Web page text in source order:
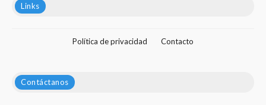
Links
Política de privacidad Contacto
Contáctanos